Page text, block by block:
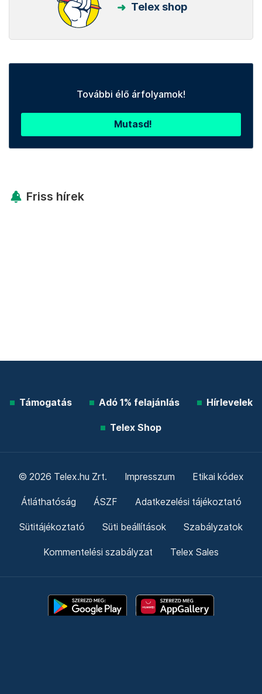
Telex shop
További élő árfolyamok!
Mutasd!
Friss hírek
Támogatás Adó 1% felajánlás Hírlevelek
Telex Shop
© 2026 Telex.hu Zrt. Impresszum Etikai kódex
Átláthatóság ÁSZF Adatkezelési tájékoztató
Sütitájékoztató Süti beállítások Szabályzatok
Kommentelési szabályzat Telex Sales